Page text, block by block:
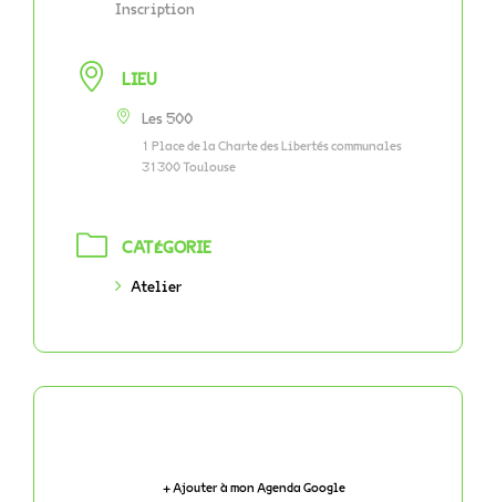
Inscription
LIEU
Les 500
1 Place de la Charte des Libertés communales
31300 Toulouse
CATÉGORIE
Atelier
+ Ajouter à mon Agenda Google